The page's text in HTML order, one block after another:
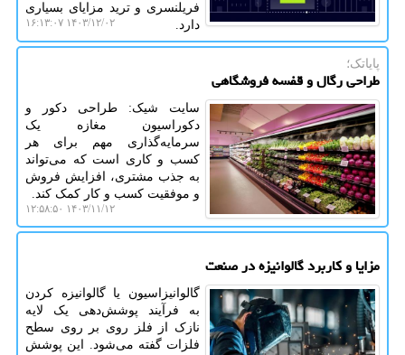
فریلنسری و ترید مزایای بسیاری
دارد.
۱۴۰۳/۱۲/۰۲ ۱۶:۱۳:۰۷
پایاتک؛
طراحی رگال و قفسه فروشگاهی
سایت شیک: طراحی دکور و
دکوراسیون مغازه یک
سرمایه‌گذاری مهم برای هر
کسب و کاری است که می‌تواند
به جذب مشتری، افزایش فروش
و موفقیت کسب و کار کمک کند.
۱۴۰۳/۱۱/۱۲ ۱۲:۵۸:۵۰
مزایا و کاربرد گالوانیزه در صنعت
گالوانیزاسیون یا گالوانیزه کردن
به فرآیند پوشش‌دهی یک لایه
نازک از فلز روی بر روی سطح
فلزات گفته می‌شود. این پوشش